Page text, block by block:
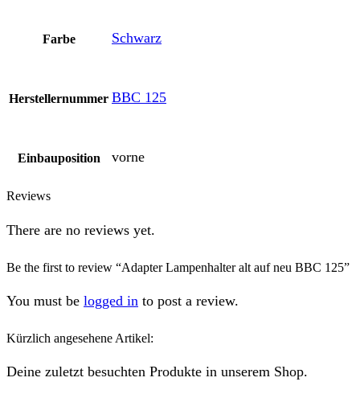
Farbe Schwarz
Herstellernummer BBC 125
Einbauposition vorne
Reviews
There are no reviews yet.
Be the first to review “Adapter Lampenhalter alt auf neu BBC 125”
You must be logged in to post a review.
Kürzlich angesehene Artikel:
Deine zuletzt besuchten Produkte in unserem Shop.